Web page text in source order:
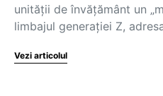
unității de învățământ un
limbajul generației Z,
Vezi articolul